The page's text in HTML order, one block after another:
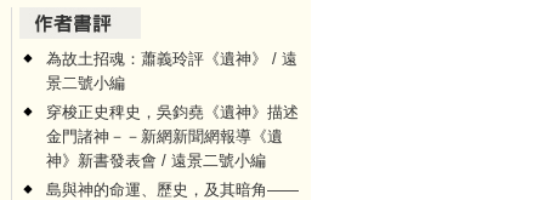
為故土招魂：蕭義玲評《遺神》 / 遠
景二號小編
穿梭正史稗史，吳鈞堯《遺神》描述
金門諸神－－新網新聞網報導《遺
神》新書發表會 / 遠景二號小編
島與神的命運、歷史，及其暗角——